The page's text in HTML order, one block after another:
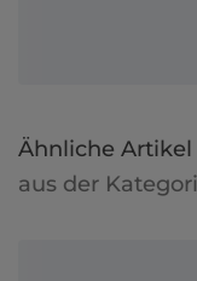
Ähnliche Artikel
aus der